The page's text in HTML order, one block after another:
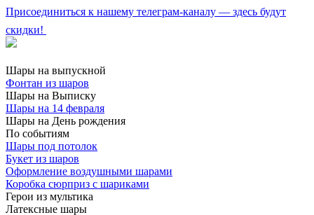
Присоединиться к нашему телеграм-каналу — здесь будут
скидки!
Шары на выпускной
Фонтан из шаров
Шары на Выписку
Шары на 14 февраля
Шары на День рождения
По событиям
Шары под потолок
Букет из шаров
Оформление воздушными шарами
Коробка сюрприз с шариками
Герои из мультика
Латексные шары